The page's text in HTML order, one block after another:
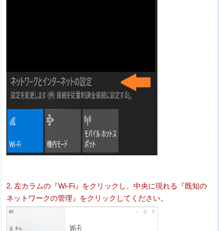
2. 左カラムの『Wi-Fi』をクリックし、中央に現れる『既知の
ネットワークの管理』をクリックしてください。